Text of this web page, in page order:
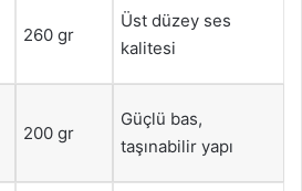
260 gr
Üst düzey ses
kalitesi
200 gr
Güçlü bas,
taşınabilir yapı